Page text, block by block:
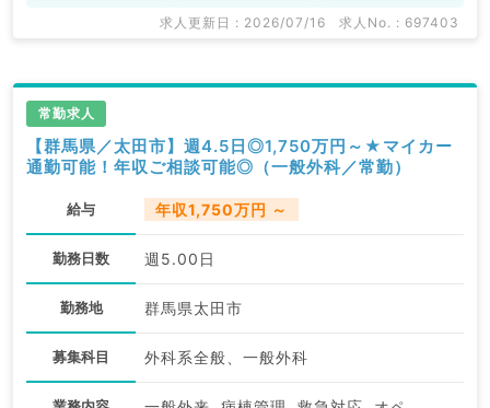
求人更新日 : 2026/07/16 求人No. : 697403
常勤求人
【群馬県／太田市】週4.5日◎1,750万円～★マイカー
通勤可能！年収ご相談可能◎（一般外科／常勤）
給与 年収1,750万円 ～
勤務日数 週5.00日
勤務地 群馬県太田市
募集科目 外科系全般、一般外科